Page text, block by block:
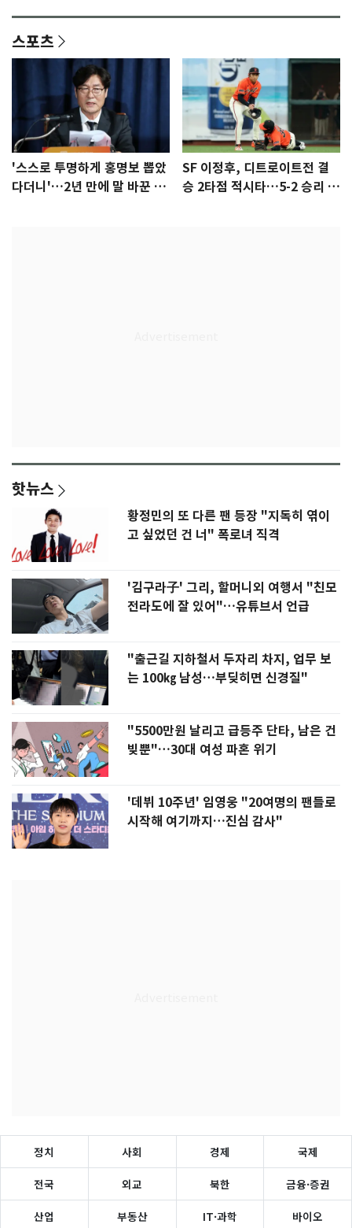
스포츠
'스스로 투명하게 홍명보 뽑았
다더니'…2년 만에 말 바꾼 이
SF 이정후, 디트로이트전 결
승 2타점 적시타…5-2 승리 견
핫뉴스
황정민의 또 다른 팬 등장 "지독히 엮이
고 싶었던 건 너" 폭로녀 직격
'김구라子' 그리, 할머니외 여행서 "친모
전라도에 잘 있어"…유튜브서 언급
"출근길 지하철서 두자리 차지, 업무 보
는 100㎏ 남성…부딪히면 신경질"
"5500만원 날리고 급등주 단타, 남은 건
빚뿐"…30대 여성 파혼 위기
'데뷔 10주년' 임영웅 "20여명의 팬들로
시작해 여기까지…진심 감사"
정치 사회 경제 국제
전국 외교 북한 금융·증권
산업 부동산 IT·과학 바이오